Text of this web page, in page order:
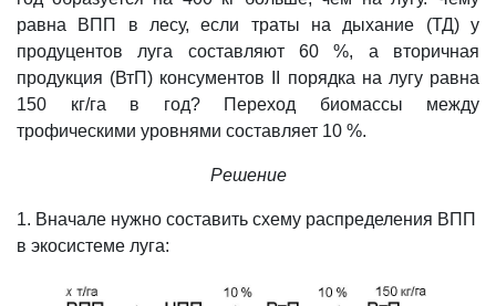
равна ВПП в лесу, если траты на дыхание (ТД) у
продуцентов луга составляют 60 %, а вторичная
продукция (ВтП) консументов ІІ порядка на лугу равна
150 кг/га в год? Переход биомассы между
трофическими уровнями составляет 10 %.
Решение
1. Вначале нужно составить схему распределения ВПП
в экосистеме луга: